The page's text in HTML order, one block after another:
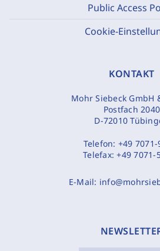
Public Access
Cookie-
KONTAKT
Mohr Siebeck GmbH
Postfach 2040
D-72010
Telefon: +49 7071-
Telefax:+49 7071-
E-Mail: